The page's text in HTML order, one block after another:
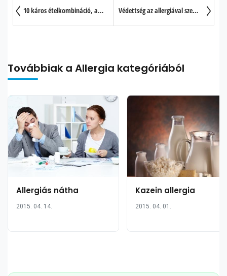
10 káros ételkombináció, amit jobb elkerülni Védettség az allergiával szemben?
Továbbiak a Allergia kategóriából
Allergiás nátha
2015. 04. 14.
Kazein allergia
2015. 04. 01.